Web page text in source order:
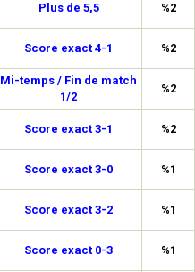
Plus de 5,5 %2
Score exact 4-1 %2
Mi-temps / Fin de match
1/2
%2
Score exact 3-1 %2
Score exact 3-0 %1
Score exact 3-2 %1
Score exact 0-3 %1